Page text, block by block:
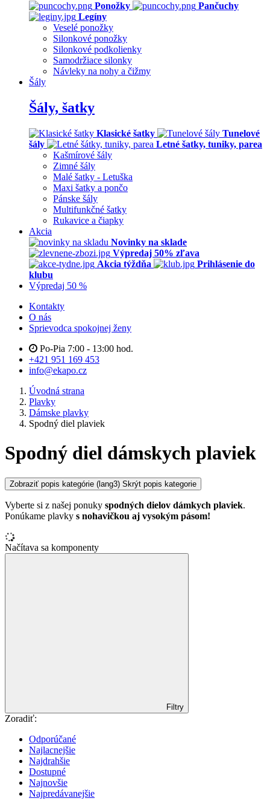
Ponožky
Pančuchy
Legíny
Veselé ponožky
Silonkové ponožky
Silonkové podkolienky
Samodržiace silonky
Návleky na nohy a čižmy
Šály
Šály, šatky
Klasické šatky
Tunelové
šály
Letné šatky, tuniky, parea
Kašmírové šály
Zimné šály
Malé šatky - Letuška
Maxi šatky a pončo
Pánske šály
Multifunkčné šatky
Rukavice a čiapky
Akcia
Novinky na sklade
Výpredaj 50% zľava
Akcia týždňa
Prihlásenie do
klubu
Výpredaj 50 %
Kontakty
O nás
Sprievodca spokojnej ženy
Po-Pia 7:00 - 13:00 hod.
+421 951 169 453
info@ekapo.cz
Úvodná strana
Plavky
Dámske plavky
Spodný diel plaviek
Spodný diel dámskych plaviek
Zobraziť popis kategórie (lang3) Skrýt popis kategorie
Vyberte si z našej ponuky spodných dielov dámkych plaviek.
Ponúkame plavky s nohavičkou aj vysokým pásom!
Načítava sa komponenty
Filtry
Zoradiť:
Odporúčané
Najlacnejšie
Najdrahšie
Dostupné
Najnovšie
Najpredávanejšie